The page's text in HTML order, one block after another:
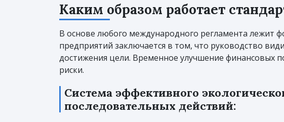
Каким образом работает
В основе любого международного регламента лежит
предприятий заключается в том, что руководство
достижения цели. Временное улучшение финансовых
риски.
Система эффективного
последовательных действий: